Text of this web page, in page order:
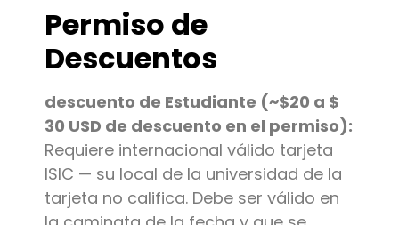
Permiso de
Descuentos
descuento de Estudiante (~$20 a $
30 USD de descuento en el permiso):
Requiere internacional válido tarjeta
ISIC — su local de la universidad de la
tarjeta no califica. Debe ser válido en